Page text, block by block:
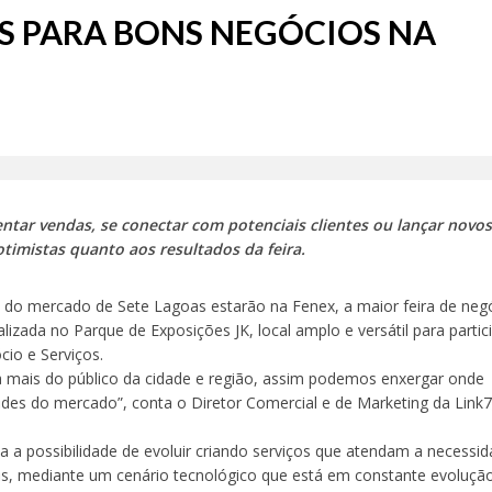
Vulnerabilidade Noturna: Belo Horizonte Inaugura o Primeiro ‘Abrigo
levar 62 mil veículos à BR-040 nesta quinta (31); fluxo será 24% maior
PARA BONS NEGÓCIOS NA
vendas, se conectar com potenciais clientes ou lançar novos
quanto aos resultados da feira.
mercado de Sete Lagoas estarão na Fenex, a maior feira de
no Parque de Exposições JK, local amplo e versátil para
e Serviços.
mais do público da cidade e região, assim podemos enxergar onde
do mercado”, conta o Diretor Comercial e de Marketing da
a possibilidade de evoluir criando serviços que atendam a
mediante um cenário tecnológico que está em constante